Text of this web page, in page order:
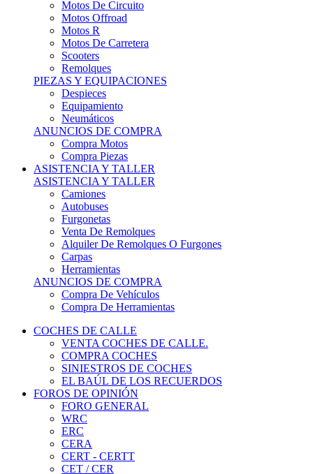
Motos R
Motos De Carretera
Scooters
Remolques
PIEZAS Y EQUIPACIONES
Despieces
Equipamiento
Neumáticos
ANUNCIOS DE COMPRA
Compra Motos
Compra Piezas
ASISTENCIA Y TALLER
ASISTENCIA Y TALLER
Camiones
Autobuses
Furgonetas
Venta De Remolques
Alquiler De Remolques O Furgones
Carpas
Herramientas
ANUNCIOS DE COMPRA
Compra De Vehículos
Compra De Herramientas
COCHES DE CALLE
VENTA COCHES DE CALLE.
COMPRA COCHES
SINIESTROS DE COCHES
EL BAÚL DE LOS RECUERDOS
FOROS DE OPINIÓN
FORO GENERAL
WRC
ERC
CERA
CERT - CERTT
CET / CER
FORO TÉCNICO